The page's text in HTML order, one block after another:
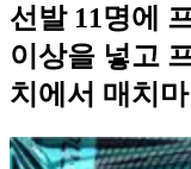
선발 11명에
이상을 넣고
치에서 매치